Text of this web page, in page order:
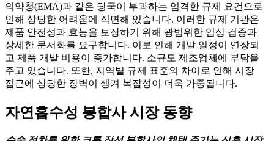
의약청(EMA)과 같은 당국이 부과하는 엄격한 규제 요건으로
인해 상당한 어려움에 직면해 있습니다. 이러한 규제 기관은
제품 안전성과 효능을 보장하기 위해 광범위한 임상 검증과
상세한 문서화를 요구합니다. 이로 인해 개발 일정이 연장되
고 제품 개발 비용이 증가합니다. 소규모 제조업체에 부담을
주고 있습니다. 또한, 지역별 규제 표준의 차이로 인해 시장
접근에 상당한 장벽이 생겨 복잡성이 더욱 가중됩니다.
자연흡수성 봉합사 시장 동향